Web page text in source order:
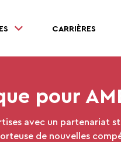
CARRIÈRES
pour
avec un partenariat
de nouvelles